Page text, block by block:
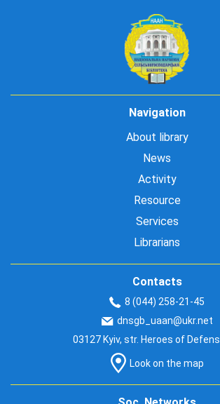
Navigation
About library
News
Activity
Resource
Services
Librarians
Contacts
8 (044) 258-21-45
dnsgb_uaan@ukr.net
03127 Kyiv, str. Heroes of
Look on the map